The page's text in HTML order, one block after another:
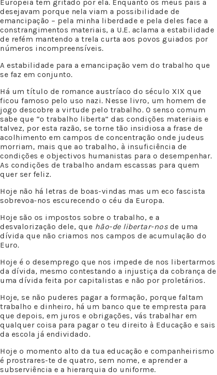
Europeia tem gritado por ela. Enquanto os meus pais a
desejavam porque nela viam a possibilidade de
emancipação – pela minha liberdade e pela deles face a
constrangimentos materiais, a U.E. aclama a estabilidade
de refém mantendo a trela curta aos povos guiados por
números incompreensíveis.
A estabilidade para a emancipação vem do trabalho que
se faz em conjunto.
Há um título de romance austríaco do século XIX que
ficou famoso pelo uso nazi. Nesse livro, um homem de
jogo descobre a virtude pelo trabalho. O senso comum
sabe que “o trabalho liberta” das condições materiais e
talvez, por esta razão, se torne tão insidiosa a frase de
acolhimento em campos de concentração onde judeus
morriam, mais que ao trabalho, à insuficiência de
condições e objectivos humanistas para o desempenhar.
As condições de trabalho andam escassas para quem
quer ser feliz.
Hoje não há letras de boas-vindas mas um eco fascista
sobrevoa-nos escurecendo o céu da Europa.
Hoje são os impostos sobre o trabalho, e a
desvalorização dele, que hão-de libertar-nosde uma
dívida que não criamos nos campos de acumulação do
Euro.
Hoje é o desemprego que nos impede de nos libertarmos
da dívida, mesmo contestando a injustiça da cobrança de
uma dívida feita por capitalistas e não por proletários.
Hoje, se não puderes pagar a formação, porque faltam
trabalho e dinheiro, há um banco que te empresta para
que depois, em juros e obrigações, vás trabalhar em
qualquer coisa para pagar o teu direito à Educação e sais
da escola já endividado.
Hoje o momento alto da tua educação e companheirismo
é prostrares-te de quatro, sem nome, e aprender a
subserviência e a hierarquia do uniforme.